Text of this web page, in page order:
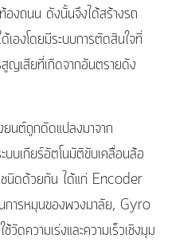
องถนน ดังนั้นจึงได้สร้างรถ
เองโดยมีระบบการตัดสินใจที่
ญเสียที่เกิดจากอันตรายดัง
ยนต์ถูกดัดแปลงมาจาก
บบเกียร์อัตโนมัติขับเคลื่อนล้อ
ชนิดด้วยกัน ได้แก่ Encoder
นการหมุนของพวงมาลัย, Gyro
ความเร่งและความเร็วเชิงมุม